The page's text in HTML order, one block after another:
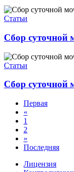
Статьи
Сбор суточной
Статьи
Сбор суточной
Первая
«
1
2
»
Последняя
Лицензия